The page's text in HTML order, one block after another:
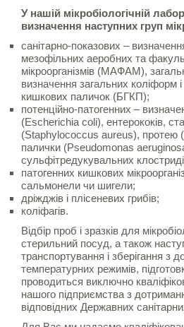
У нашій мікробіологічній
визначення наступних груп
санітарно-показових –
мезофільних аеробних та
мікроорганізмів (МАФАМ),
визначення загальних коліформ і
кишкових паличок (БГКП);
потенційно-патогенних –
(Escherichia coli), ентерококів,
(Staphylococcus aureus), протею
палички (Pseudomonas
сульфітредукувальних
патогенних кишкових
сальмонели чи шигели;
дріжджів і плісеневих грибів;
коліфагів.
Відбір проб і зразків для
стерильний посуд, а також
транспортування і зберігання з
температурних режимів,
проводиться виключно
нашого підприємства з
відповідних Державних